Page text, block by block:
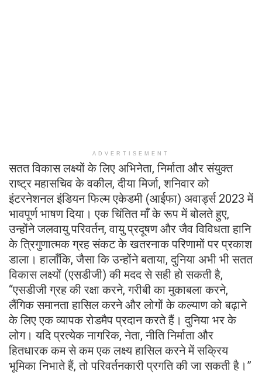
ADVERTISEMENT
सतत विकास लक्ष्यों के लिए अभिनेता, निर्माता और संयुक्त
राष्ट्र महासचिव के वकील, दीया मिर्जा, शनिवार को
इंटरनेशनल इंडियन फिल्म एकेडमी (आईफा) अवार्ड्स 2023 में
भावपूर्ण भाषण दिया। एक चिंतित माँ के रूप में बोलते हुए,
उन्होंने जलवायु परिवर्तन, वायु प्रदूषण और जैव विविधता हानि
के त्रिगुणात्मक ग्रह संकट के खतरनाक परिणामों पर प्रकाश
डाला। हालाँकि, जैसा कि उन्होंने बताया, दुनिया अभी भी सतत
विकास लक्ष्यों (एसडीजी) की मदद से सही हो सकती है,
“एसडीजी ग्रह की रक्षा करने, गरीबी का मुकाबला करने,
लैंगिक समानता हासिल करने और लोगों के कल्याण को बढ़ाने
के लिए एक व्यापक रोडमैप प्रदान करते हैं। दुनिया भर के
लोग। यदि प्रत्येक नागरिक, नेता, नीति निर्माता और
हितधारक कम से कम एक लक्ष्य हासिल करने में सक्रिय
भूमिका निभाते हैं, तो परिवर्तनकारी प्रगति की जा सकती है।”